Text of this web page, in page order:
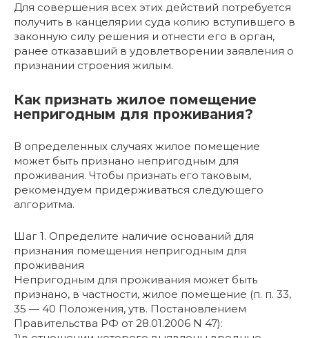
Для совершения всех этих действий потребуется
получить в канцелярии суда копию вступившего в
законную силу решения и отнести его в орган,
ранее отказавший в удовлетворении заявления о
признании строения жилым.
Как признать жилое помещение
непригодным для проживания?
В определенных случаях жилое помещение
может быть признано непригодным для
проживания. Чтобы признать его таковым,
рекомендуем придерживаться следующего
алгоритма.
Шаг 1. Определите наличие оснований для
признания помещения непригодным для
проживания
Непригодным для проживания может быть
признано, в частности, жилое помещение (п. п. 33,
35 — 40 Положения, утв. Постановлением
Правительства РФ от 28.01.2006 N 47):